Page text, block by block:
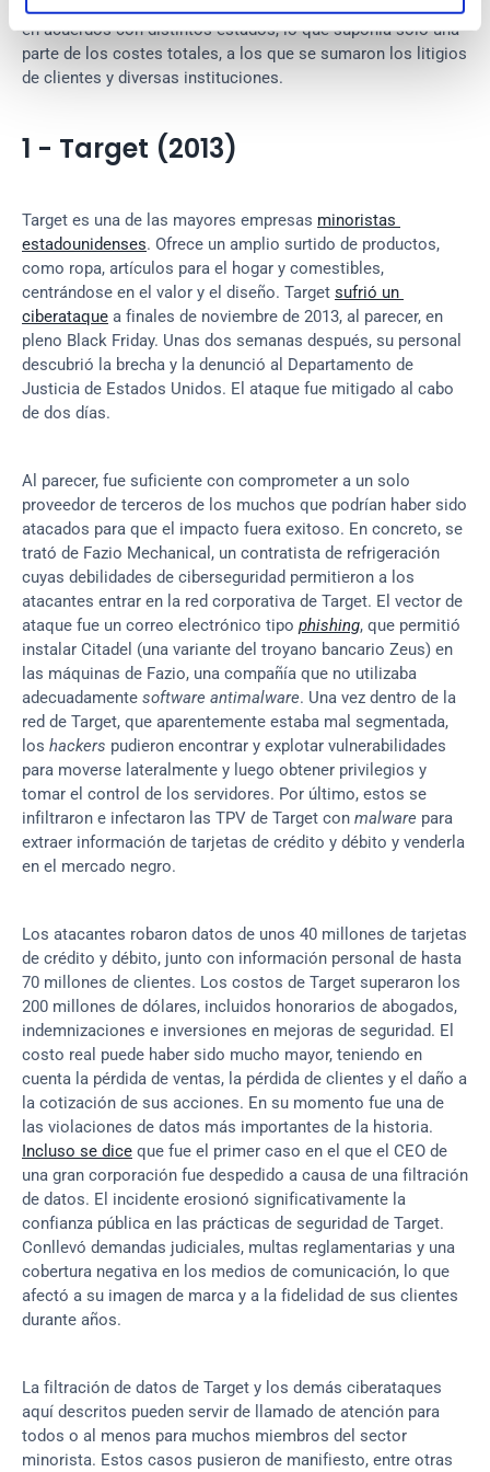
tarde, la compañía acabó pagando
en acuerdos con distintos estados, lo que suponía solo una
parte de los costes totales, a los que se sumaron los litigios
de clientes y diversas instituciones.
1 - Target (2013)
Target es una de las mayores empresas minoristas
estadounidenses. Ofrece un amplio surtido de productos,
como ropa, artículos para el hogar y comestibles,
centrándose en el valor y el diseño. Target sufrió un
ciberataque a finales de noviembre de 2013, al parecer, en
pleno Black Friday. Unas dos semanas después, su personal
descubrió la brecha y la denunció al Departamento de
Justicia de Estados Unidos. El ataque fue mitigado al cabo
de dos días.
Al parecer, fue suficiente con comprometer a un solo
proveedor de terceros de los muchos que podrían haber sido
atacados para que el impacto fuera exitoso. En concreto, se
trató de Fazio Mechanical, un contratista de refrigeración
cuyas debilidades de ciberseguridad permitieron a los
atacantes entrar en la red corporativa de Target. El vector de
ataque fue un correo electrónico tipo phishing, que permitió
instalar Citadel (una variante del troyano bancario Zeus) en
las máquinas de Fazio, una compañía que no utilizaba
adecuadamente software antimalware. Una vez dentro de la
red de Target, que aparentemente estaba mal segmentada,
los hackers pudieron encontrar y explotar vulnerabilidades
para moverse lateralmente y luego obtener privilegios y
tomar el control de los servidores. Por último, estos se
infiltraron e infectaron las TPV de Target con malware para
extraer información de tarjetas de crédito y débito y venderla
en el mercado negro.
Los atacantes robaron datos de unos 40 millones de tarjetas
de crédito y débito, junto con información personal de hasta
70 millones de clientes. Los costos de Target superaron los
200 millones de dólares, incluidos honorarios de abogados,
indemnizaciones e inversiones en mejoras de seguridad. El
costo real puede haber sido mucho mayor, teniendo en
cuenta la pérdida de ventas, la pérdida de clientes y el daño a
la cotización de sus acciones. En su momento fue una de
Incluso se dice que fue el primer caso en el que el CEO de
una gran corporación fue despedido a causa de una filtración
de datos. El incidente erosionó significativamente la
confianza pública en las prácticas de seguridad de Target.
Conllevó demandas judiciales, multas reglamentarias y una
cobertura negativa en los medios de comunicación, lo que
afectó a su imagen de marca y a la fidelidad de sus clientes
durante años.
La filtración de datos de Target y los demás ciberataques
aquí descritos pueden servir de llamado de atención para
todos o al menos para muchos miembros del sector
minorista. Estos casos pusieron de manifiesto, entre otras